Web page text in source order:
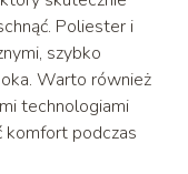
Poliester i
szybko
Warto również
technologiami
komfort podczas